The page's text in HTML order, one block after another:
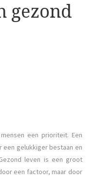
gezond
een prioriteit. Een
een gelukkiger bestaan en
leven is een groot
een factoor, maar door